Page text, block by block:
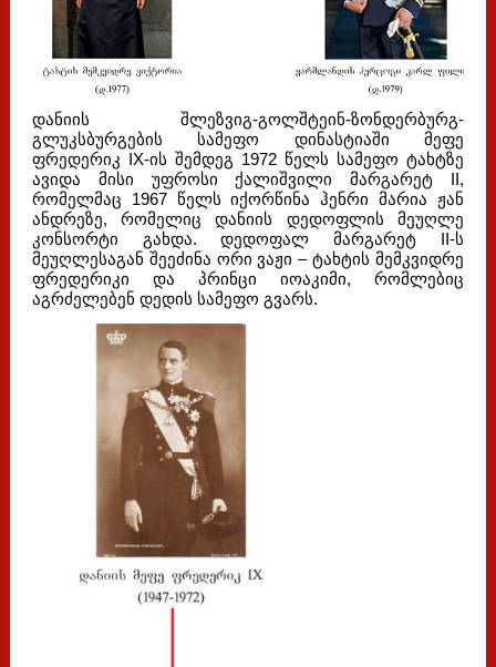
დანიის შლეზვიგ-გოლშტეინ-ზონდერბურგ-
გლუკსბურგების სამეფო დინასტიაში მეფე
ფრედერიკ IX-ის შემდეგ 1972 წელს სამეფო ტახტზე
ავიდა მისი უფროსი ქალიშვილი მარგარეტ II,
რომელმაც 1967 წელს იქორწინა ჰენრი მარია ჟან
ანდრეზე, რომელიც დანიის დედოფლის მეუღლე
კონსორტი გახდა. დედოფალ მარგარეტ II-ს
მეუღლესაგან შეეძინა ორი ვაჟი – ტახტის მემკვიდრე
ფრედერიკი და პრინცი იოაკიმი, რომლებიც
აგრძელებენ დედის სამეფო გვარს.